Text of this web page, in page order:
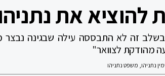
להוציא את
זה לא התבססה עילה שבגינה
מהודקת לצוואר"
נתניהו, משפט נתניהו